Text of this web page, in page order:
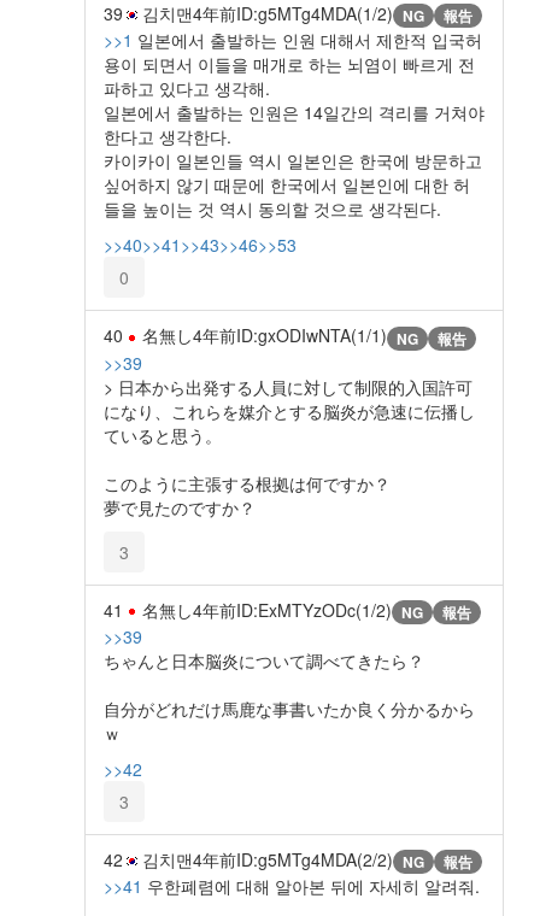
39 김치맨4年前ID:g5MTg4MDA(1/2) NG 報告
>>1 일본에서 출발하는 인원 대해서 제한적 입국허
용이 되면서 이들을 매개로 하는 뇌염이 빠르게 전
파하고 있다고 생각해.
일본에서 출발하는 인원은 14일간의 격리를 거쳐야
한다고 생각한다.
카이카이 일본인들 역시 일본인은 한국에 방문하고
싶어하지 않기 때문에 한국에서 일본인에 대한 허
들을 높이는 것 역시 동의할 것으로 생각된다.
>>40>>41 >>43>>46>>53
0
40 名無し4年前ID:gxODIwNTA(1/1) NG 報告
>>39
> 日本から出発する人員に対して制限的入国許可
になり、これらを媒介とする脳炎が急速に伝播し
ていると思う。
このように主張する根拠は何ですか？
夢で見たのですか？
3
41 名無し4年前ID:ExMTYzODc(1/2) NG 報告
>>39
ちゃんと日本脳炎について調べてきたら？
自分がどれだけ馬鹿な事書いたか良く分かるから
ｗ
>>42
3
42 김치맨4年前ID:g5MTg4MDA(2/2) NG 報告
>>41 우한폐렴에 대해 알아본 뒤에 자세히 알려줘.